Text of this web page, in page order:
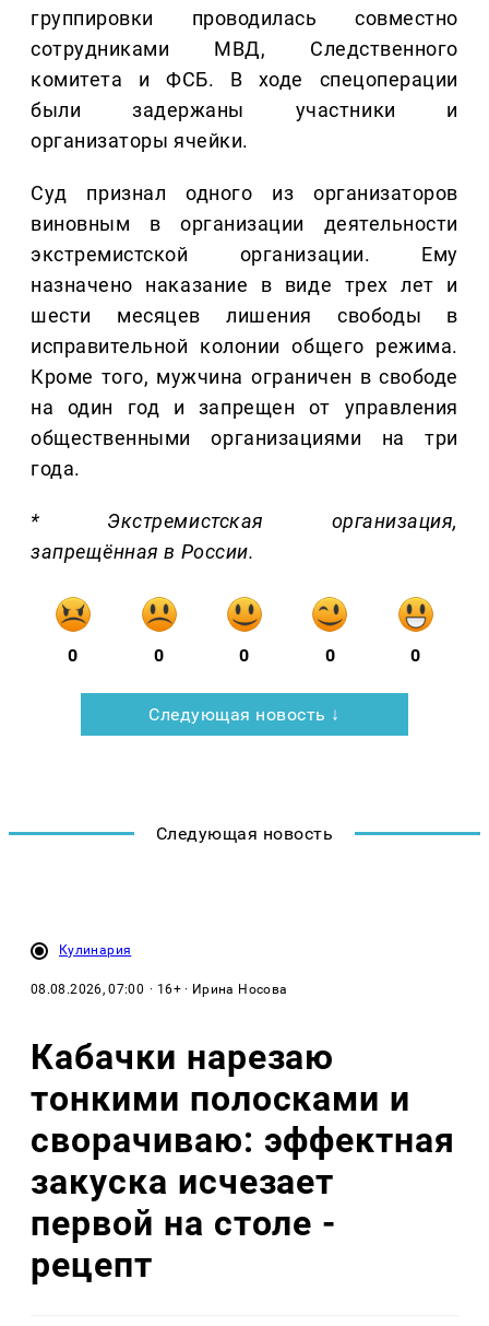
группировки проводилась совместно
сотрудниками МВД, Следственного
комитета и ФСБ. В ходе спецоперации
были задержаны участники и
организаторы ячейки.
Суд признал одного из организаторов
виновным в организации деятельности
экстремистской организации. Ему
назначено наказание в виде трех лет и
шести месяцев лишения свободы в
исправительной колонии общего режима.
Кроме того, мужчина ограничен в свободе
на один год и запрещен от управления
общественными организациями на три
года.
* Экстремистская организация,
запрещённая в России.
0 0 0 0 0
Следующая новость ↓
Следующая новость
Кулинария
08.08.2026, 07:00 · 16+ · Ирина Носова
Кабачки нарезаю
тонкими полосками и
сворачиваю: эффектная
закуска исчезает
первой на столе -
рецепт